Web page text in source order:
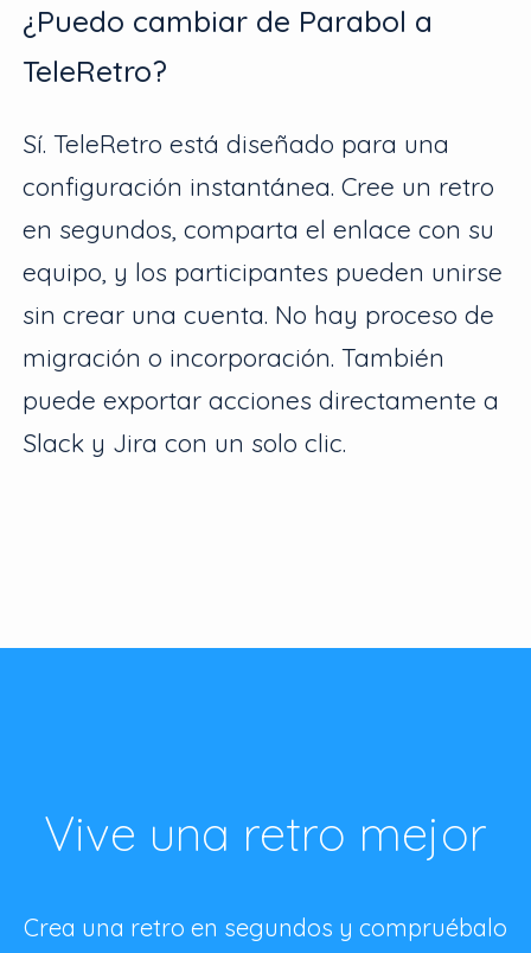
¿Puedo cambiar de Parabol a
TeleRetro?
Sí. TeleRetro está diseñado para una
configuración instantánea. Cree un retro
en segundos, comparta el enlace con su
equipo, y los participantes pueden unirse
sin crear una cuenta. No hay proceso de
migración o incorporación. También
puede exportar acciones directamente a
Slack y Jira con un solo clic.
Vive una retro mejor
Crea una retro en segundos y compruébalo